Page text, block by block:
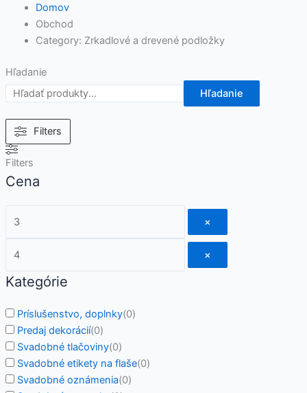
Domov
Obchod
Category: Zrkadlové a drevené podložky
Hľadanie
Hľadanie
Filters
Filters
Cena
×
×
Kategórie
Príslušenstvo, doplnky(0)
Predaj dekorácií(0)
Svadobné tlačoviny(0)
Svadobné etikety na flaše(0)
Svadobné oznámenia(0)